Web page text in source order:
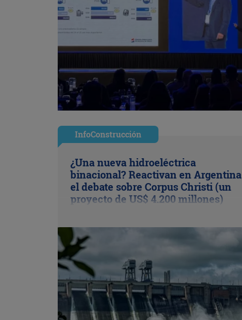
InfoConstrucción
¿Una nueva hidroeléctrica
binacional? Reactivan en Argentina
el debate sobre Corpus Christi (un
proyecto de US$ 4.200 millones)